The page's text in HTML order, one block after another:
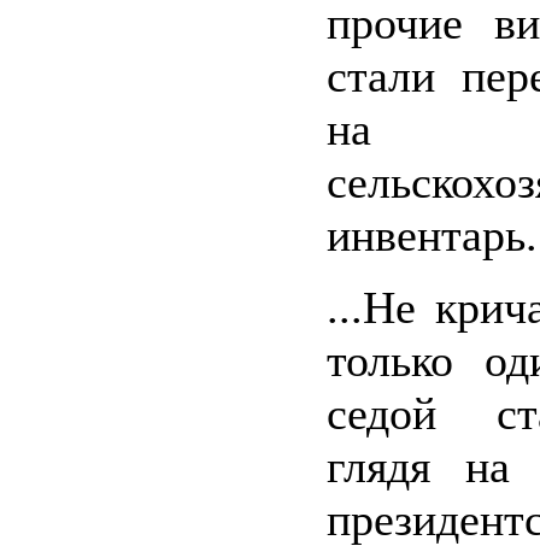
прочие
стали
на
инвентарь.
...Не
только
седой
глядя на